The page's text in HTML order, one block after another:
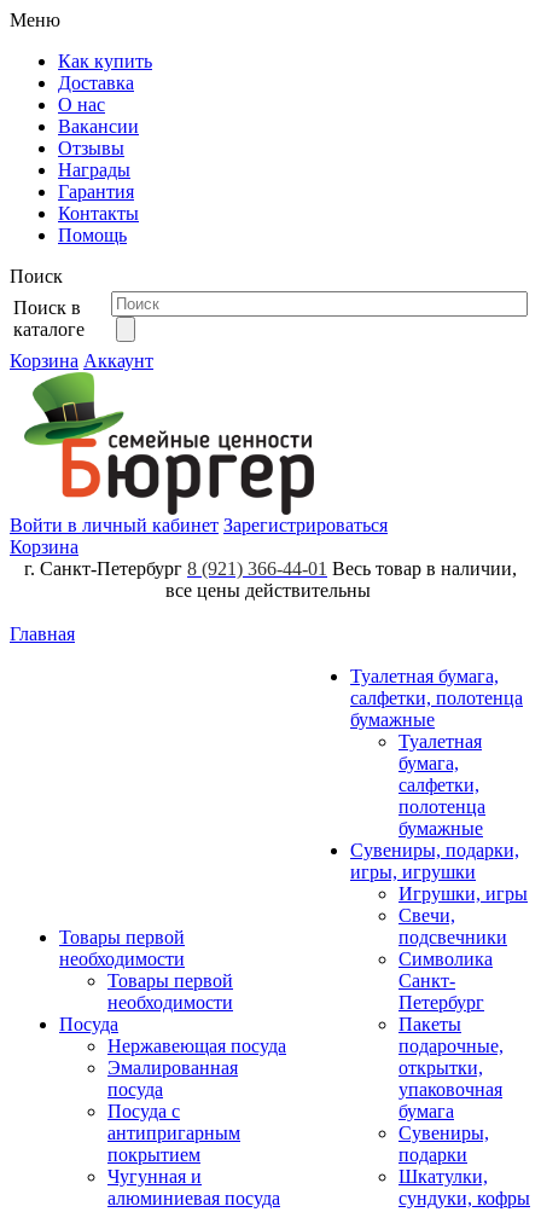
Меню
Как купить
Доставка
О нас
Вакансии
Отзывы
Награды
Гарантия
Контакты
Помощь
Поиск
Поиск в
каталоге
Корзина Аккаунт
Войти в личный кабинет Зарегистрироваться
Корзина
г. Санкт-Петербург 8 (921) 366-44-01 Весь товар в наличии,
все цены действительны
Главная
Товары первой
необходимости
Товары первой
необходимости
Посуда
Нержавеющая посуда
Эмалированная
посуда
Посуда с
антипригарным
покрытием
Чугунная и
алюминиевая посуда
Туалетная бумага,
салфетки, полотенца
бумажные
Туалетная
бумага,
салфетки,
полотенца
бумажные
Сувениры, подарки,
игры, игрушки
Игрушки, игры
Свечи,
подсвечники
Символика
Санкт-
Петербург
Пакеты
подарочные,
открытки,
упаковочная
бумага
Сувениры,
подарки
Шкатулки,
сундуки, кофры